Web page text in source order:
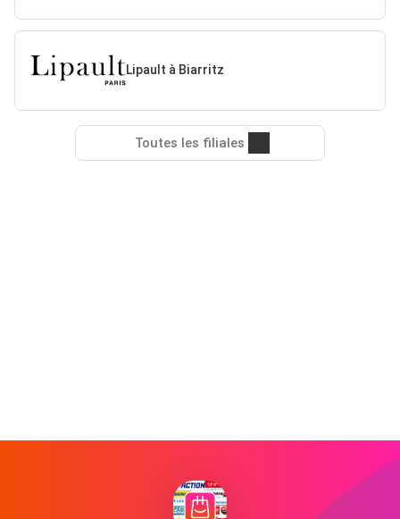
Lipault à Biarritz
Toutes les filiales